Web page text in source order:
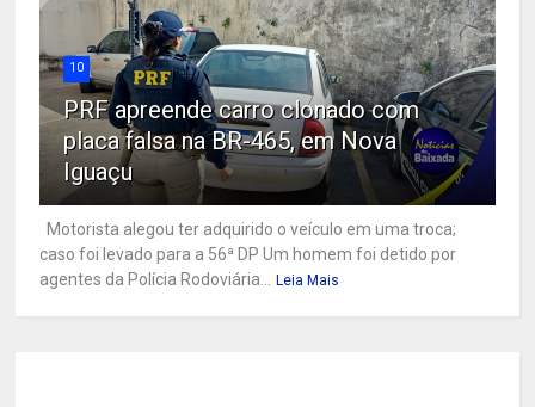
10
PRF apreende carro clonado com
placa falsa na BR-465, em Nova
Iguaçu
Motorista alegou ter adquirido o veículo em uma troca;
caso foi levado para a 56ª DP Um homem foi detido por
agentes da Polícia Rodoviária... Leia Mais